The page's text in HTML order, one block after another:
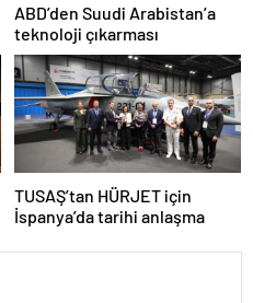
ABD’den Suudi Arabistan’a
teknoloji çıkarması
TUSAŞ’tan HÜRJET için
İspanya’da tarihi anlaşma